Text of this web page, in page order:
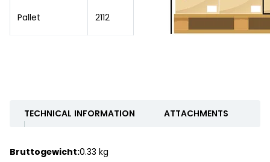
Pallet 2112
TECHNICAL INFORMATION ATTACHMENTS
Bruttogewicht:0.33 kg